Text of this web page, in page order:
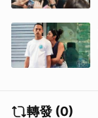
轉發 (0)